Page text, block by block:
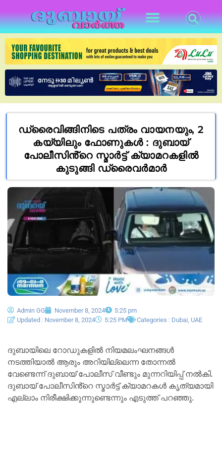
ഡ്രൈവിങ്ങിനിടെ പത്രം വായനയും, 2
കയ്യിലും ഫോണുകൾ : ദുബായ്
പോലീസിൻ്റെ സ്മാർട്ട് ക്യാമറകളിൽ
കുടുങ്ങി ഡ്രൈവർമാർ
Admin GG November 8, 2024
5:25 pm
Updated : November 8, 2024
5:25 PM Categories : Dubai UAE
ദുബായിലെ റോഡുകളിൽ നിയമലംഘനങ്ങൾ
നടത്തിയാൽ ആരും അറിയില്ലെന്ന തോന്നൽ
വേണ്ടെന്ന് ദുബായ് പോലീസ് വീണ്ടും മുന്നറിയിപ്പ് നൽകി.
ദുബായ് പോലീസിൻ്റെ സ്മാർട്ട് ക്യാമറകൾ കൃത്യമായി
എല്ലാം നിരീക്ഷിക്കുന്നുണ്ടെന്നും എടുത്ത് പറഞ്ഞു.